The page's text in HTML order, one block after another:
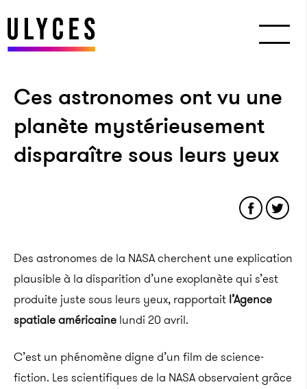
Ces astronomes ont vu une
planète mystérieusement
disparaître sous leurs yeux
Des astronomes de la NASA cherchent une explication
plausible à la disparition d’une exoplanète qui s’est
produite juste sous leurs yeux, rapportait l’Agence
spatiale américaine lundi 20 avril.
C’est un phénomène digne d’un film de science-
fiction. Les scientifiques de la NASA observaient grâce